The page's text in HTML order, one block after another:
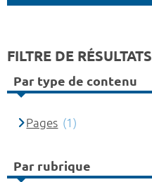
FILTRE DE RÉSULTATS
Par type de contenu
Pages (1)
Par rubrique